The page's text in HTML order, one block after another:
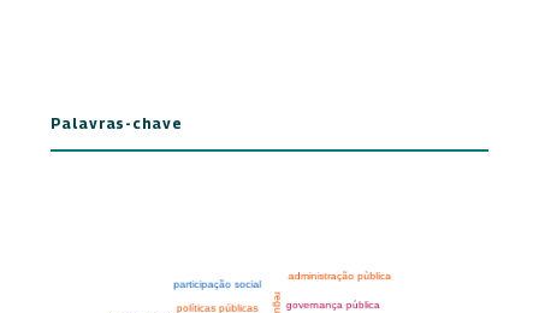
Palavras-chave